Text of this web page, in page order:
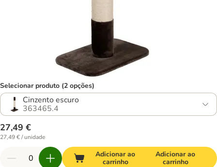
Selecionar produto (2 opções)
Cinzento escuro
363465.4
27,49 €
27,49 € / unidade
Adicionar ao
carrinho
Adicionar ao
carrinho